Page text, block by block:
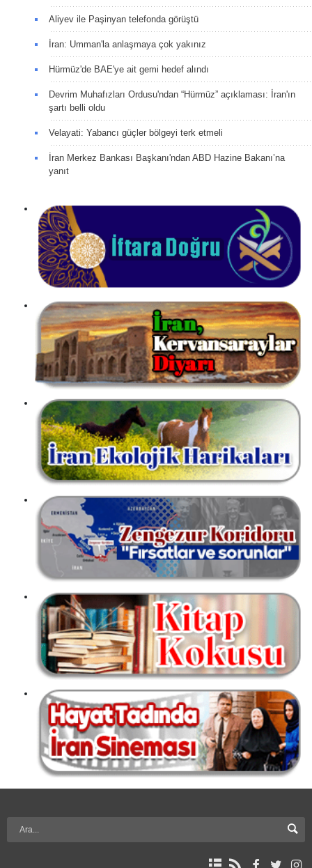
Aliyev ile Paşinyan telefonda görüştü
İran: Umman'la anlaşmaya çok yakınız
Hürmüz'de BAE'ye ait gemi hedef alındı
Devrim Muhafızları Ordusu'ndan “Hürmüz” açıklaması: İran'ın
şartı belli oldu
Velayati: Yabancı güçler bölgeyi terk etmeli
İran Merkez Bankası Başkanı'ndan ABD Hazine Bakanı’na
yanıt